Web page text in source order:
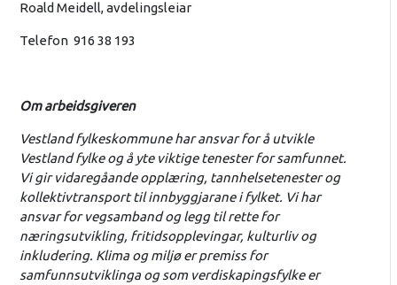
Roald Meidell, avdelingsleiar
Telefon 916 38 193
Om arbeidsgiveren
Vestland fylkeskommune har ansvar for å utvikle
Vestland fylke og å yte viktige tenester for samfunnet.
Vi gir vidaregåande opplæring, tannhelsetenester og
kollektivtransport til innbyggjarane i fylket. Vi har
ansvar for vegsamband og legg til rette for
næringsutvikling, fritidsopplevingar, kulturliv og
inkludering. Klima og miljø er premiss for
samfunnsutviklinga og som verdiskapingsfylke er